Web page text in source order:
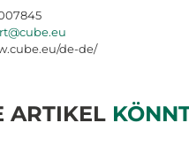
de-de/
ARTIKEL